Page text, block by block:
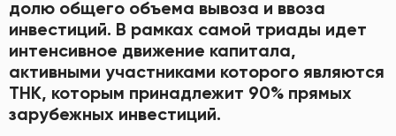
долю общего объема вывоза и ввоза
инвестиций. В рамках самой триады идет
интенсивное движение капитала,
активными участниками которого являются
ТНК, которым принадлежит 90% прямых
зарубежных инвестиций.